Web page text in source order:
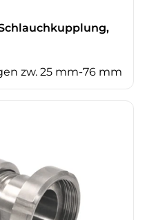
zw. 25 mm-76 mm